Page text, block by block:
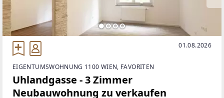
01.08.2026
EIGENTUMSWOHNUNG 1100 WIEN, FAVORITEN
Uhlandgasse - 3 Zimmer
Neubauwohnung zu verkaufen